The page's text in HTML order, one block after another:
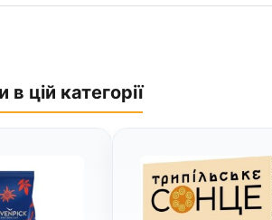
цій категорії